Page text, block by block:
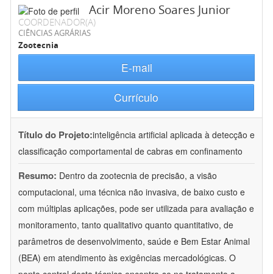
Acir Moreno Soares Junior
COORDENADOR(A)
CIÊNCIAS AGRÁRIAS
Zootecnia
E-mail
Currículo
Título do Projeto:inteligência artificial aplicada à detecção e
classificação comportamental de cabras em confinamento
Resumo: Dentro da zootecnia de precisão, a visão
computacional, uma técnica não invasiva, de baixo custo e
com múltiplas aplicações, pode ser utilizada para avaliação e
monitoramento, tanto qualitativo quanto quantitativo, de
parâmetros de desenvolvimento, saúde e Bem Estar Animal
(BEA) em atendimento às exigências mercadológicas. O